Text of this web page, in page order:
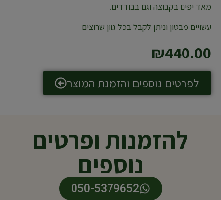
מאד יפים בקבוצה וגם בבודדים.
עשויים מבטון וניתן לקבל בכל גוון שרוצים
₪440.00
לפרטים נוספים והזמנת המוצר
להזמנות ופרטים
נוספים
050-5379652